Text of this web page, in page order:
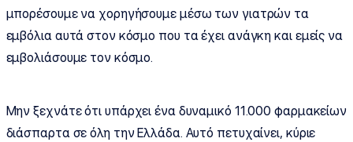
μπορέσουμε να χορηγήσουμε μέσω των γιατρών τα
εμβόλια αυτά στον κόσμο που τα έχει ανάγκη και εμείς να
εμβολιάσουμε τον κόσμο.
Μην ξεχνάτε ότι υπάρχει ένα δυναμικό 11.000 φαρμακείων
διάσπαρτα σε όλη την Ελλάδα. Αυτό πετυχαίνει, κύριε